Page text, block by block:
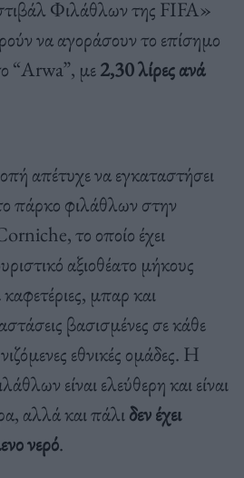
Φιλάθλων της FIFA»
να αγοράσουν το επίσημο
“Arwa”, με2,30 λίρες ανά
απέτυχε να εγκαταστήσει
πάρκο φιλάθλων στην
το οποίο έχει
αξιοθέατο μήκους
μπαρ και
βασισμένες σε κάθε
εθνικές ομάδες. Η
είναι ελεύθερη και είναι
αλλά και πάλιδεν έχει
νερό.